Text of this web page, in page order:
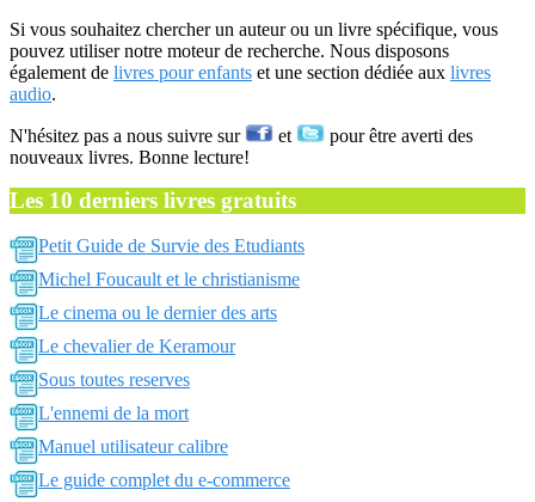
Si vous souhaitez chercher un auteur ou un livre spécifique, vous
pouvez utiliser notre moteur de recherche. Nous disposons
également de livres pour enfants et une section dédiée aux livres
audio.
N'hésitez pas a nous suivre sur et
pour être averti des
nouveaux livres. Bonne lecture!
Les 10 derniers livres gratuits
Petit Guide de Survie des Etudiants
Michel Foucault et le christianisme
Le cinema ou le dernier des arts
Le chevalier de Keramour
Sous toutes reserves
L'ennemi de la mort
Manuel utilisateur calibre
Le guide complet du e-commerce